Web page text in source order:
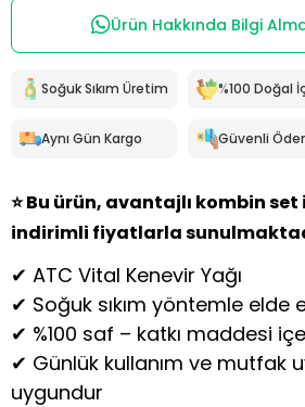
Ürün Hakkında Bilgi
Soğuk Sıkım Üretim %100 Doğal
Aynı Gün Kargo Güvenli
⭐ Bu ürün, avantajlı kombin
indirimli fiyatlarla
✔ ATC Vital Kenevir Yağı
✔ Soğuk sıkım yöntemle elde
✔ %100 saf – katkı maddesi
✔ Günlük kullanım ve mutfak
uygundur